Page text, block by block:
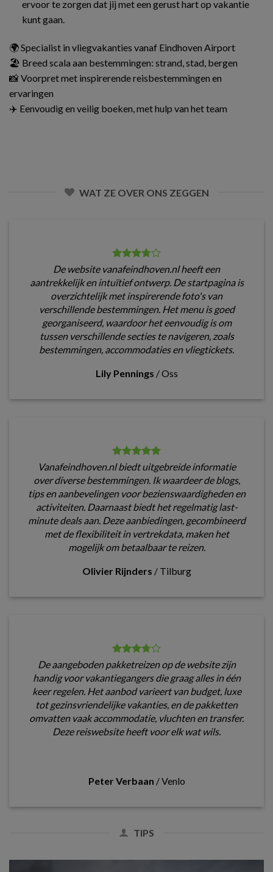
ervoor te zorgen dat jij met een gerust hart op vakantie
kunt gaan.
🌍 Specialist in vliegvakanties vanaf Eindhoven Airport
🏖️ Breed scala aan bestemmingen: strand, stad, bergen
📸 Voorpret met inspirerende reisbestemmingen en
ervaringen
✈️ Eenvoudig en veilig boeken, met hulp van het team
WAT ZE OVER ONS ZEGGEN
De website vanafeindhoven.nl heeft een
aantrekkelijk en intuïtief ontwerp. De startpagina is
overzichtelijk met inspirerende foto's van
verschillende bestemmingen. Het menu is goed
georganiseerd, waardoor het eenvoudig is om
tussen verschillende secties te navigeren, zoals
bestemmingen, accommodaties en vliegtickets.
Lily Pennings /Oss
Vanafeindhoven.nl biedt uitgebreide informatie
over diverse bestemmingen. Ik waardeer de blogs,
tips en aanbevelingen voor bezienswaardigheden en
activiteiten. Daarnaast biedt het regelmatig last-
minute deals aan. Deze aanbiedingen, gecombineerd
met de flexibiliteit in vertrekdata, maken het
mogelijk om betaalbaar te reizen.
Olivier Rijnders / Tilburg
De aangeboden pakketreizen op de website zijn
handig voor vakantiegangers die graag alles in één
keer regelen. Het aanbod varieert van budget, luxe
tot gezinsvriendelijke vakanties, en de pakketten
omvatten vaak accommodatie, vluchten en transfer.
Deze reiswebsite heeft voor elk wat wils.
Peter Verbaan /Venlo
TIPS